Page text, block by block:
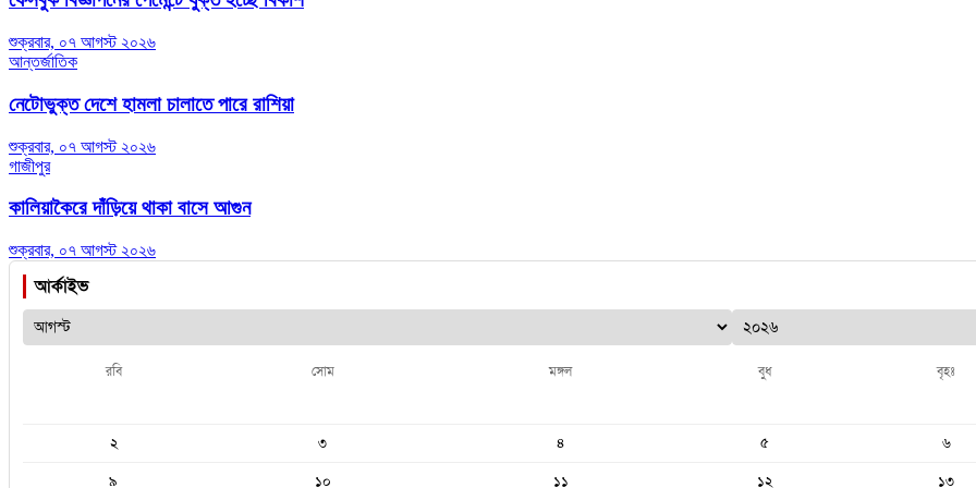
শুক্রবার, ০৭ আগস্ট ২০২৬
আন্তর্জাতিক
নেটোভুক্ত দেশে হামলা চালাতে পারে রাশিয়া
শুক্রবার, ০৭ আগস্ট ২০২৬
গাজীপুর
কালিয়াকৈরে দাঁড়িয়ে থাকা বাসে আগুন
শুক্রবার, ০৭ আগস্ট ২০২৬
আর্কাইভ
রবি সোম মঙ্গল বুধ বৃহঃ
২
৩ ৪ ৫ ৬
৯
১০ ১১ ১২ ১৩